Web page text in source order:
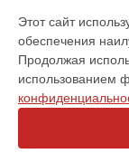
Оптический
Коллиматорный
Этот сайт
обеспечения
Продолжая
использованием